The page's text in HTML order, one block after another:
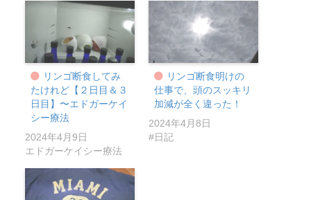
リンゴ断食してみ
たけれど【２日目＆３
日目】〜エドガーケイ
シー療法
2024年4月9日
エドガーケイシー療法
リンゴ断食明けの
仕事で、頭のスッキリ
加減が全く違った！
2024年4月8日
#日記